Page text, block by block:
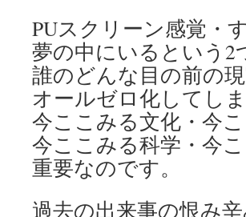
PUスクリーン感覚・
夢の中にいるという2
誰のどんな目の前の
オールゼロ化してし
今ここみる文化・今
今ここみる科学・今
重要なのです。
過去の出来事の恨み